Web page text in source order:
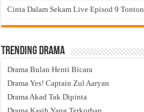
Cinta Dalam Sekam Live Episod 9
Trending Drama
Drama Bulan Henti Bicara
Drama Yes! Captain Zul Aaryan
Drama Akad Tak Dipinta